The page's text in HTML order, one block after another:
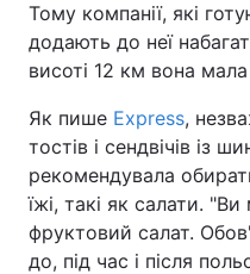
Тому компанії, які
додають до неї
висоті 12 км вона
Як пише Express,
тостів і сендвічів із
рекомендувала
їжі, такі як салати.
фруктовий салат.
до, під час і після